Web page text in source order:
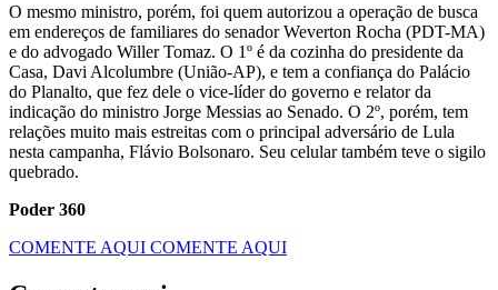
O mesmo ministro, porém, foi quem autorizou a operação de busca
em endereços de familiares do senador Weverton Rocha (PDT-MA)
e do advogado Willer Tomaz. O 1º é da cozinha do presidente da
Casa, Davi Alcolumbre (União-AP), e tem a confiança do Palácio
do Planalto, que fez dele o vice-líder do governo e relator da
indicação do ministro Jorge Messias ao Senado. O 2º, porém, tem
relações muito mais estreitas com o principal adversário de Lula
nesta campanha, Flávio Bolsonaro. Seu celular também teve o sigilo
quebrado.
Poder 360
COMENTE AQUI COMENTE AQUI